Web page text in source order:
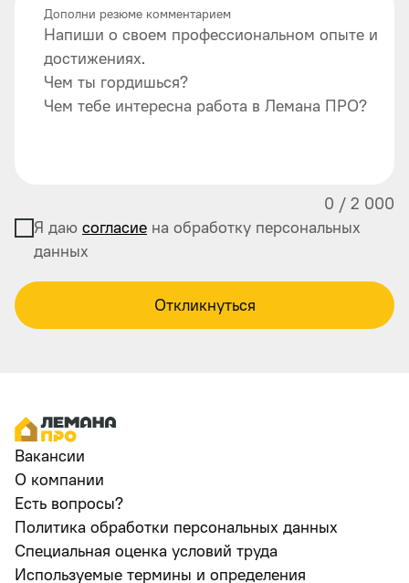
Напиши о своем профессиональном опыте и
достижениях.
Чем ты гордишься?
Чем тебе интересна работа в Лемана ПРО?
Дополни резюме комментарием
0 / 2 000
Я даю согласие на обработку персональных
данных
Откликнуться
Вакансии
О компании
Есть вопросы?
Политика обработки персональных данных
Специальная оценка условий труда
Используемые термины и определения